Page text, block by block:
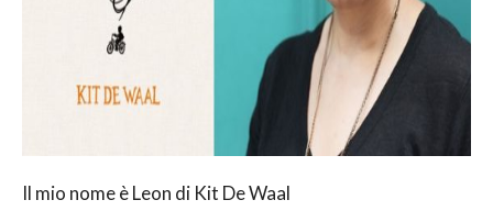
Il mio nome è Leon di Kit De Waal